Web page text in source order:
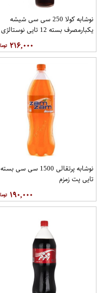
نوشابه کولا 250 سی سی شیشه
یکبارمصرف بسته 12 تایی نوستالژی
۲۱۶,۰۰۰
تایی پت زمزم
۱۹۰,۰۰۰